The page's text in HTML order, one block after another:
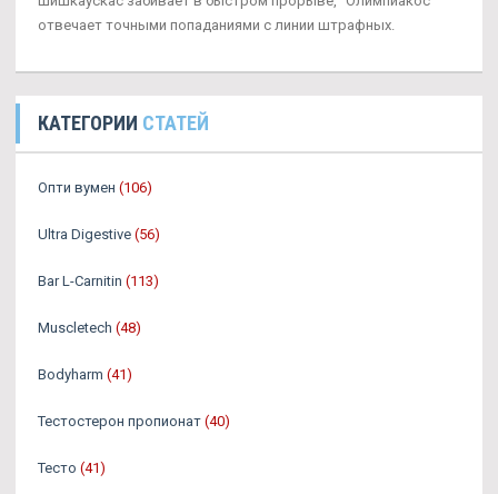
отвечает точными попаданиями с линии штрафных.
КАТЕГОРИИ СТАТЕЙ
Опти вумен (106)
Ultra Digestive (56)
Bar L-Carnitin (113)
Muscletech (48)
Bodyharm (41)
Тестостерон пропионат (40)
Тесто (41)